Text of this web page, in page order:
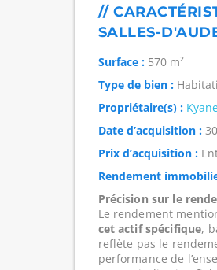
//
SALLES-
Surface :570 m²
Type de bien :
Propriétaire(s) :
Date d’acquisition :
Prix d’acquisition :
Rendement
Précision sur le
Le rendement
cet actif spécifique,
reflète pas le
performance de